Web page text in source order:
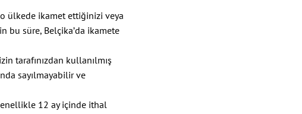
o ülkede ikamet ettiğinizi veya
bu süre, Belçika’da ikamete
tarafınızdan kullanılmış
sayılmayabilir ve
12 ay içinde ithal